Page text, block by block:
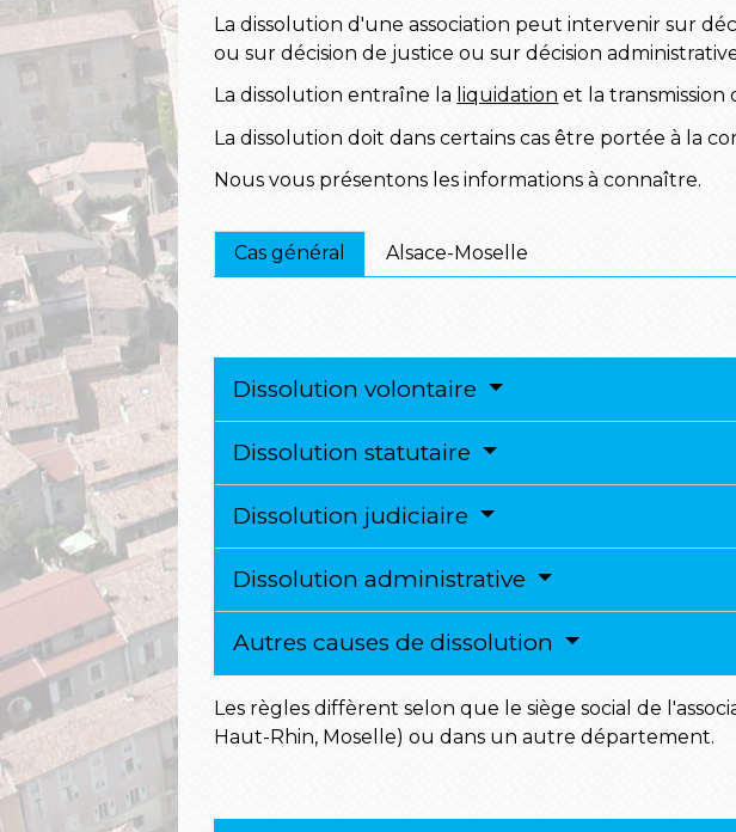
La dissolution d'une association peut intervenir sur
ou sur décision de justice ou sur décision
La dissolution entraîne la liquidation et la transmission
La dissolution doit dans certains cas être portée à la
Nous vous présentons les informations à connaître.
Cas général Alsace-Moselle
Dissolution volontaire
Dissolution statutaire
Dissolution judiciaire
Dissolution administrative
Autres causes de dissolution
Les règles diffèrent selon que le siège social de
Haut-Rhin, Moselle) ou dans un autre département.